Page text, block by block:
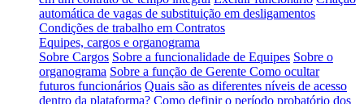
automática de vagas de substituição em desligamentos
Condições de trabalho em Contratos
Equipes, cargos e organograma
Sobre Cargos Sobre a funcionalidade de Equipes Sobre o
organograma Sobre a função de Gerente Como ocultar
futuros funcionários Quais são as diferentes níveis de acesso
dentro da plataforma? Como definir o período probatório dos